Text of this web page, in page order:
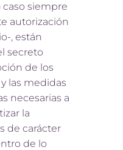
siempre
autorización
, están
secreto
de los
las medidas
necesarias a
la
de carácter
de lo